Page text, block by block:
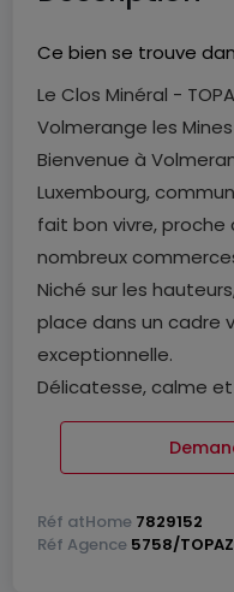
Ce bien se trouve
Le Clos Minéral -
Volmerange les
Bienvenue à
Luxembourg,
fait bon vivre,
nombreux
Niché sur les
place dans un cadre
exceptionnelle.
Délicatesse, calme
mots dans cet
pourrez jouir du
ou des maisons
Le Clos Mineral
Réf atHome 7829152
Réf Agence 5758/